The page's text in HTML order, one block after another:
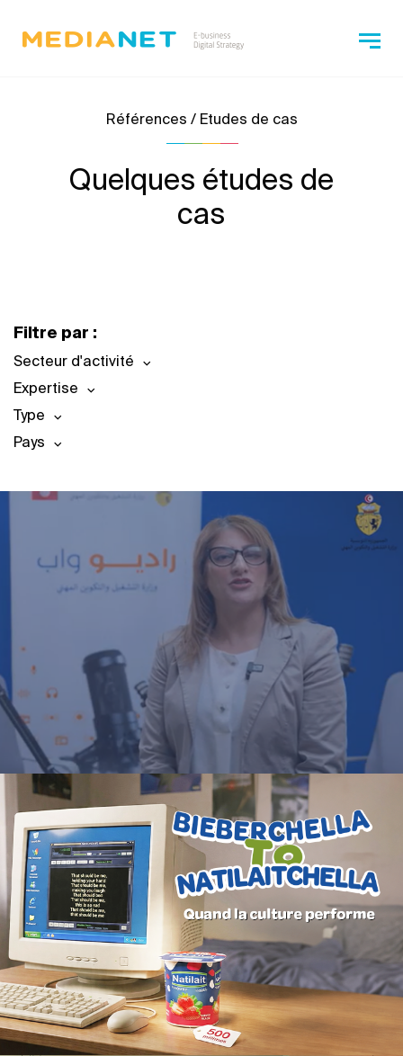
Références / Etudes de cas
Quelques études de
cas
Filtre par :
Secteur d'activité
Expertise
Type
Pays